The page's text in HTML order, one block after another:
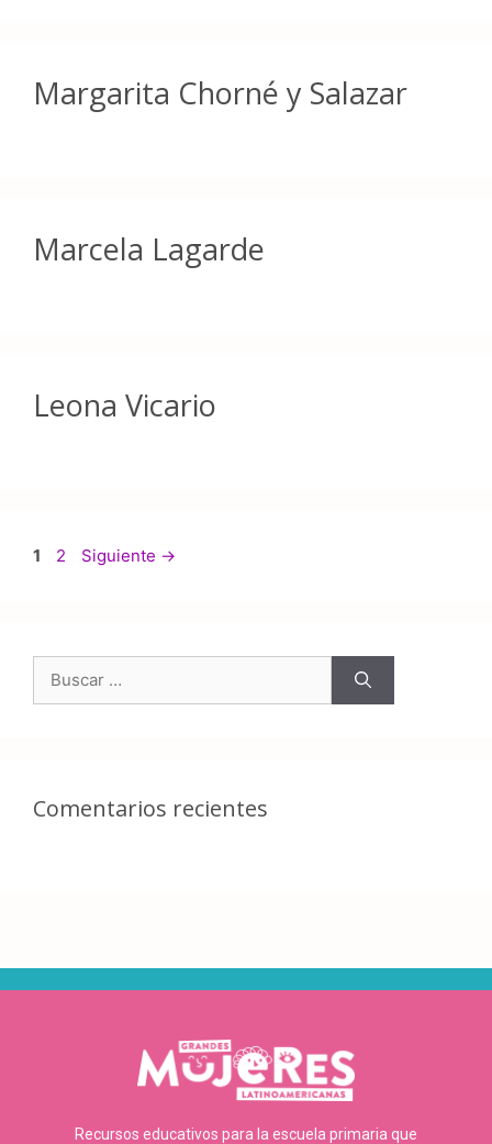
Margarita Chorné y Salazar
Marcela Lagarde
Leona Vicario
1 2 Siguiente →
Comentarios recientes
Recursos educativos para la escuela primaria que